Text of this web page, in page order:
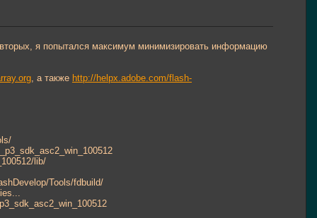
я попытался максимум минимизировать информацию
, а также http://helpx.adobe.com/flash-
lib/
Tools/fdbuild/